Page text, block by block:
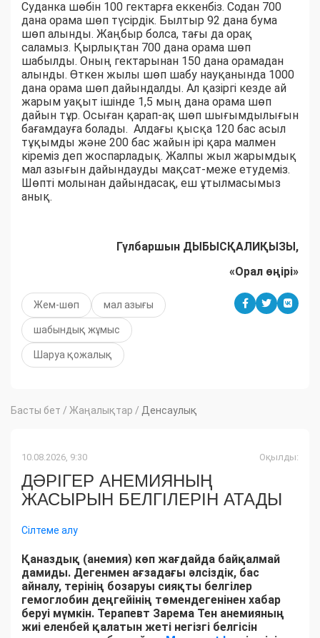
Суданка шөбін 100 гектарға еккенбіз. Содан 700
дана орама шөп түсірдік. Былтыр 92 дана бума
шөп алынды. Жаңбыр болса, тағы да орақ
саламыз. Қырлықтан 700 дана орама шөп
шабылды. Оның гектарынан 150 дана орамадан
алынды. Өткен жылы шөп шабу науқанында 1000
дана орама шөп дайындалды. Ал қазіргі кезде ай
жарым уақыт ішінде 1,5 мың дана орама шөп
дайын тұр. Осыған қарап-ақ шөп шығымдылығын
бағамдауға болады. Алдағы қысқа 120 бас асыл
тұқымды және 200 бас жайын ірі қара малмен
кіреміз деп жоспарладық. Жалпы жыл жарымдық
мал азығын дайындауды мақсат-меже етудеміз.
Шөпті молынан дайындасақ, еш ұтылмасымыз
анық.
Гүлбаршын ДЫБЫСҚАЛИҚЫЗЫ,
«Орал өңірі»
Жем-шөп мал азығы
шабындық жұмыс
Шаруа қожалық
Басты бет / Жаңалықтар / Денсаулық
10.08.2026, 9:30 Оқылды:
ДӘРІГЕР АНЕМИЯНЫҢ
ЖАСЫРЫН БЕЛГІЛЕРІН АТАДЫ
Сілтеме алу
Қаназдық (анемия) көп жағдайда байқалмай
дамиды. Дегенмен ағзадағы әлсіздік, бас
айналу, терінің бозаруы сияқты белгілер
гемоглобин деңгейінің төмендегенінен хабар
беруі мүмкін. Терапевт Зарема Тен анемияның
жиі еленбей қалатын жеті негізгі белгісін